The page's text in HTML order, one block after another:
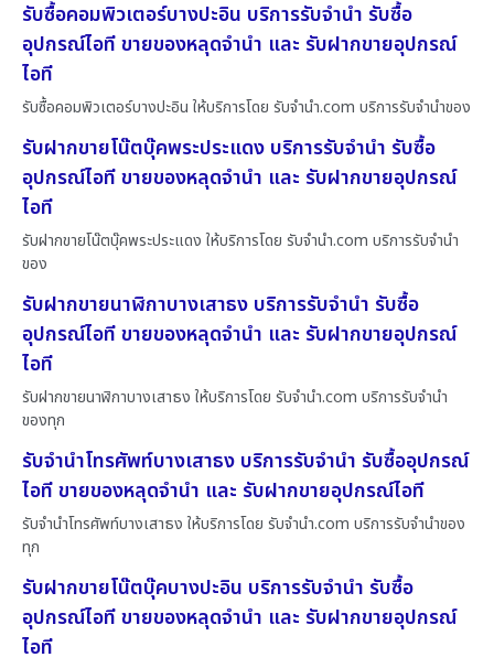
รับซื้อคอมพิวเตอร์บางปะอิน บริการรับจำนำ รับซื้อ
อุปกรณ์ไอที ขายของหลุดจำนำ และ รับฝากขายอุปกรณ์
ไอที
รับซื้อคอมพิวเตอร์บางปะอิน ให้บริการโดย รับจํานํา.com บริการรับจำนำของ
รับฝากขายโน๊ตบุ๊คพระประแดง บริการรับจำนำ รับซื้อ
อุปกรณ์ไอที ขายของหลุดจำนำ และ รับฝากขายอุปกรณ์
ไอที
รับฝากขายโน๊ตบุ๊คพระประแดง ให้บริการโดย รับจํานํา.com บริการรับจำนำ
ของ
รับฝากขายนาฬิกาบางเสาธง บริการรับจำนำ รับซื้อ
อุปกรณ์ไอที ขายของหลุดจำนำ และ รับฝากขายอุปกรณ์
ไอที
รับฝากขายนาฬิกาบางเสาธง ให้บริการโดย รับจํานํา.com บริการรับจำนำ
ของทุก
รับจำนำโทรศัพท์บางเสาธง บริการรับจำนำ รับซื้ออุปกรณ์
ไอที ขายของหลุดจำนำ และ รับฝากขายอุปกรณ์ไอที
รับจำนำโทรศัพท์บางเสาธง ให้บริการโดย รับจํานํา.com บริการรับจำนำของ
ทุก
รับฝากขายโน๊ตบุ๊คบางปะอิน บริการรับจำนำ รับซื้อ
อุปกรณ์ไอที ขายของหลุดจำนำ และ รับฝากขายอุปกรณ์
ไอที